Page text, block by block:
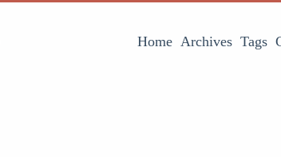
Home Archives Tags